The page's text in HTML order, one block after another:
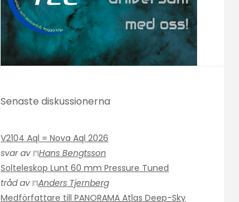
Senaste diskussionerna
V2104 Aql = Nova Aql 2026
svar av
Hans Bengtsson
Solteleskop Lunt 60 mm Pressure Tuned
tråd av
Anders Tjernberg
Medförfattare till PANORAMA Atlas Deep-Sky